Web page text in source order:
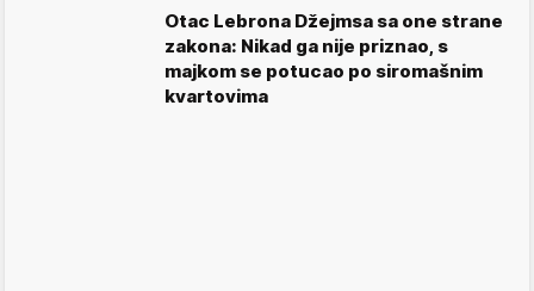
Otac Lebrona Džejmsa sa one strane
zakona: Nikad ga nije priznao, s
majkom se potucao po siromašnim
kvartovima